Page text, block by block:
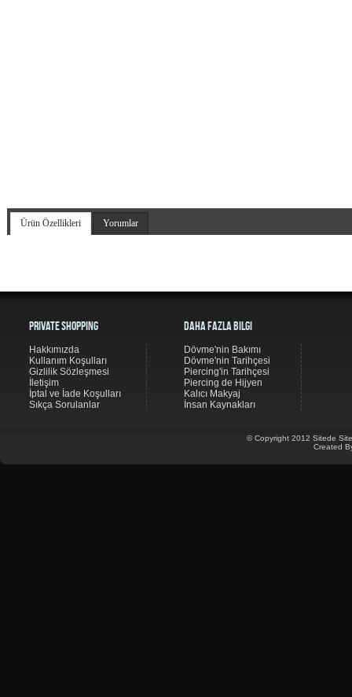
Ürün Özellikleri Yorumlar
Private Shopping
Hakkımızda
Kullanım Koşulları
Gizlilik Sözleşmesi
İletişim
İptal ve İade Koşulları
Sıkça Sorulanlar
© Copyright 2012 Sitede
Created
Daha Fazla Bilgi
Dövme'nin Bakımı
Dövme'nin Tarihçesi
Piercing'in Tarihçesi
Piercing de Hijyen
Kalıcı Makyaj
İnsan Kaynakları